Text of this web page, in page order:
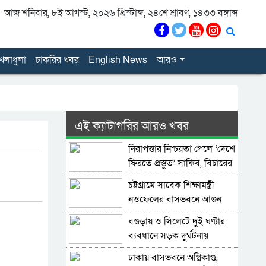
আজ শনিবার, ৮ই আগস্ট, ২০২৬ খ্রিস্টাব্দ, ২৪শে শ্রাবণ, ১৪৩৩ বঙ্গাব্দ
চাকরির খবর English News আরও
এই ক্যাটাগরির আরও খবর
নিরাপত্তার নিশ্চয়তা পেলে ‘দেশে
ফিরতে প্রস্তুত’ সাকিব, বিচারের
মুখোমুখি হতেও ভয় নেই
চট্টগ্রামে সাবেক শিক্ষামন্ত্রী
নওফেলের বাসভবনে আগুন
বগুড়ায় ও সিলেটে দুই ঘণ্টার
ব্যবধানে সড়ক দুর্ঘটনায়
শিশুসহ প্রাণ গেল ১৫ জনের
ঢাকায় বাসভবনে অগ্নিকাণ্ড,